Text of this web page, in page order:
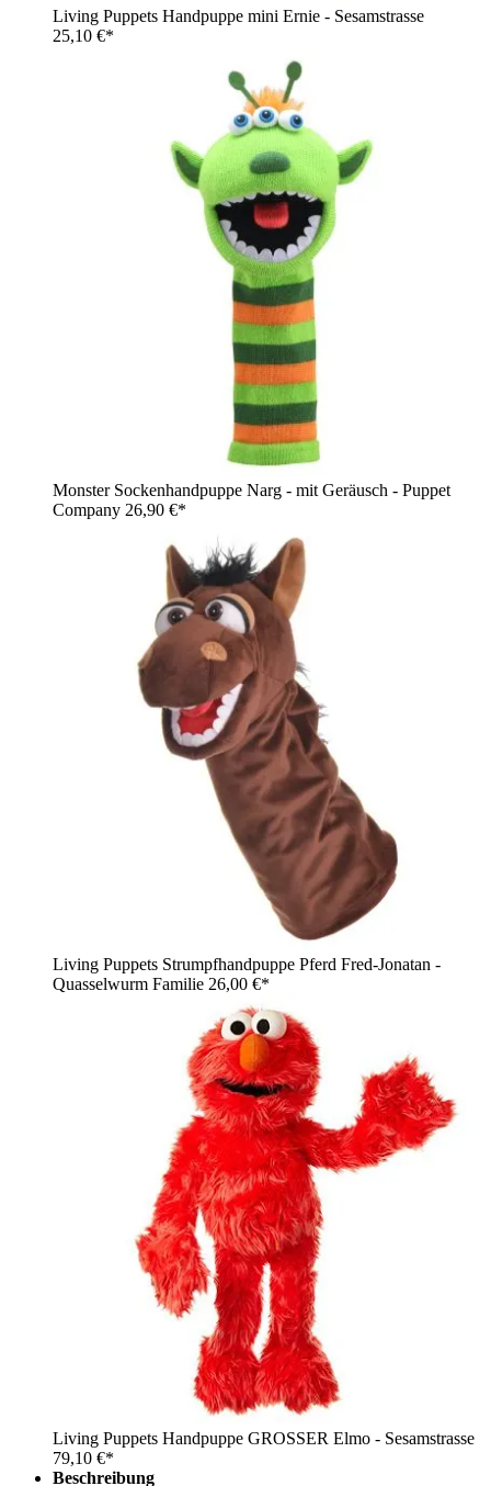
Living Puppets Handpuppe mini Ernie - Sesamstrasse
25,10 €*
Monster Sockenhandpuppe Narg - mit Geräusch - Puppet
Company 26,90 €*
Living Puppets Strumpfhandpuppe Pferd Fred-Jonatan -
Quasselwurm Familie 26,00 €*
Living Puppets Handpuppe GROSSER Elmo - Sesamstrasse
79,10 €*
Beschreibung